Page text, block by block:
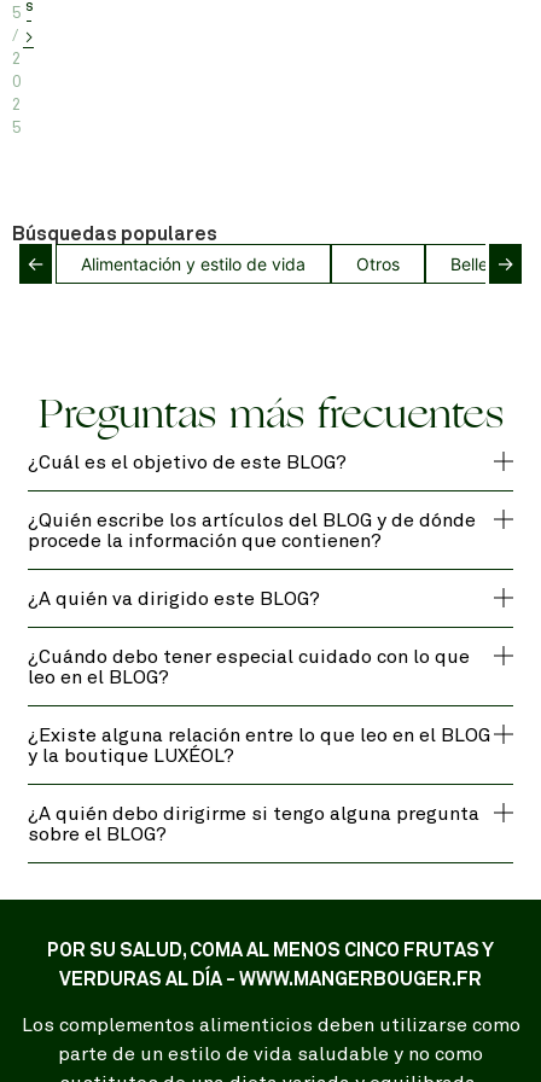
5
/
2
0
2
5
s
-
>
Búsquedas populares
← Alimentación y estilo de vida Otros Belleza
→
Preguntas más frecuentes
¿Cuál es el objetivo de este BLOG?
¿Quién escribe los artículos del BLOG y de dónde
procede la información que contienen?
¿A quién va dirigido este BLOG?
¿Cuándo debo tener especial cuidado con lo que
leo en el BLOG?
¿Existe alguna relación entre lo que leo en el BLOG
y la boutique LUXÉOL?
¿A quién debo dirigirme si tengo alguna pregunta
sobre el BLOG?
POR SU SALUD, COMA AL MENOS CINCO FRUTAS Y
VERDURAS AL DÍA - WWW.MANGERBOUGER.FR
Los complementos alimenticios deben utilizarse como
parte de un estilo de vida saludable y no como